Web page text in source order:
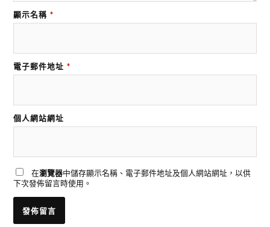
顯示名稱 *
電子郵件地址 *
個人網站網址
在瀏覽器中儲存顯示名稱、電子郵件地址及個人網站網址，以供
下次發佈留言時使用。